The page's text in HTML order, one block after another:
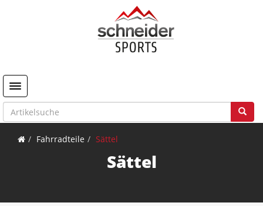
Toggle navigation
Fahrradteile Sättel
Sättel